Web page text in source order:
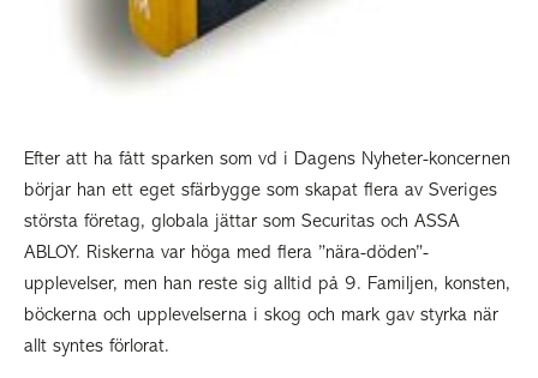
Efter att ha fått sparken som vd i Dagens Nyheter-koncernen
börjar han ett eget sfärbygge som skapat flera av Sveriges
största företag, globala jättar som Securitas och ASSA
ABLOY. Riskerna var höga med flera ”nära-döden”-
upplevelser, men han reste sig alltid på 9. Familjen, konsten,
böckerna och upplevelserna i skog och mark gav styrka när
allt syntes förlorat.